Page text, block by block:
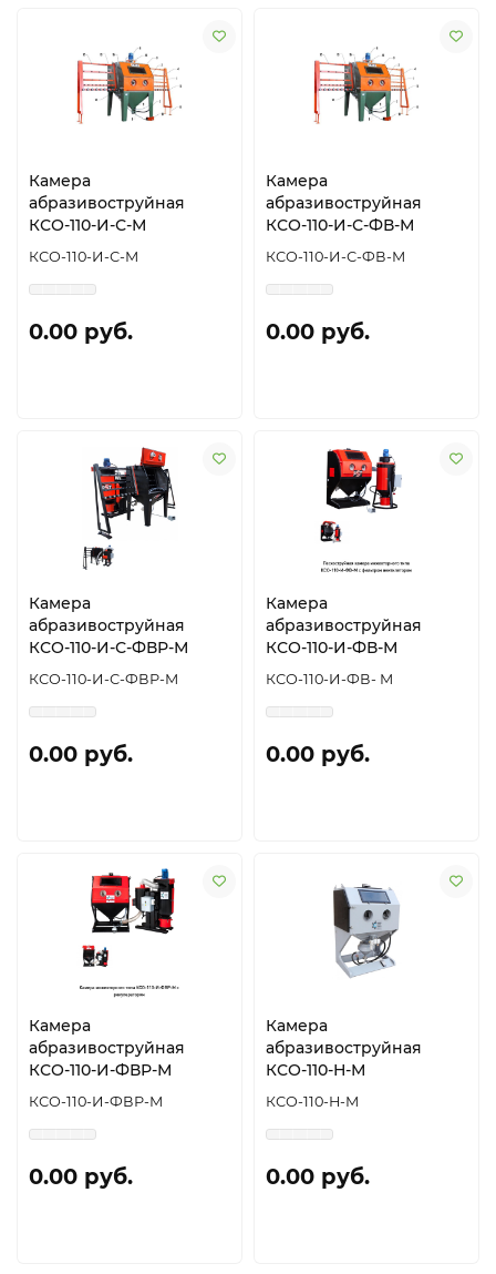
Камера
абразивоструйная
КСО-110-И-С-М
КСО-110-И-С-М
0.00 руб.
Камера
абразивоструйная
КСО-110-И-С-ФВ-М
КСО-110-И-С-ФВ-М
0.00 руб.
Камера
абразивоструйная
КСО-110-И-С-ФВР-М
КСО-110-И-С-ФВР-М
0.00 руб.
Камера
абразивоструйная
КСО-110-И-ФВ-М
КСО-110-И-ФВ- М
0.00 руб.
Камера
абразивоструйная
КСО-110-И-ФВР-М
КСО-110-И-ФВР-М
0.00 руб.
Камера
абразивоструйная
КСО-110-Н-М
КСО-110-Н-М
0.00 руб.